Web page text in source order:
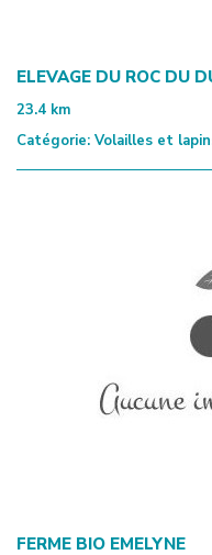
ELEVAGE DU ROC DU
23.4 km
Catégorie: Volailles et
FERME BIO EMELYNE